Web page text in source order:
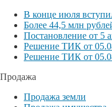
В конце июля
Более 44,5 млн
Постановление от 5
Решение ТИК от
Решение ТИК от
Продажа
Продажа земли